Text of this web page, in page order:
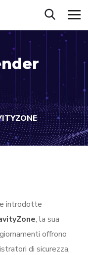
introdotte
, la sua
offrono
di sicurezza,